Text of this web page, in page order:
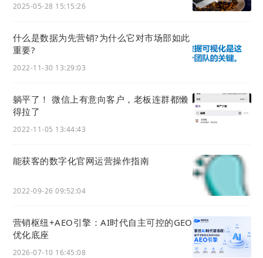
2025-05-28 15:15:26
什么是数据为先营销?为什么它对市场部如此
重要?
2022-11-30 13:29:03
躺平了！ 微信上有意向客户，老板连群都懒
得拉了
2022-11-05 13:44:43
能获客的数字化官⽹运营操作指南
2022-09-26 09:52:04
营销枢纽+AEO引擎：AI时代自主可控的GEO
优化底座
2026-07-10 16:45:08